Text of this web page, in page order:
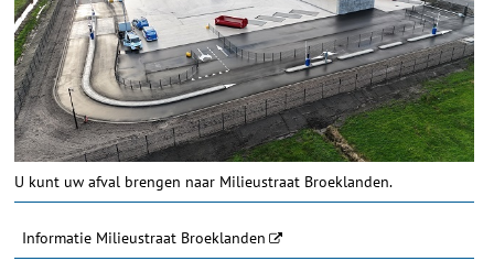
U kunt uw afval brengen naar Milieustraat Broeklanden.
Informatie Milieustraat Broeklanden